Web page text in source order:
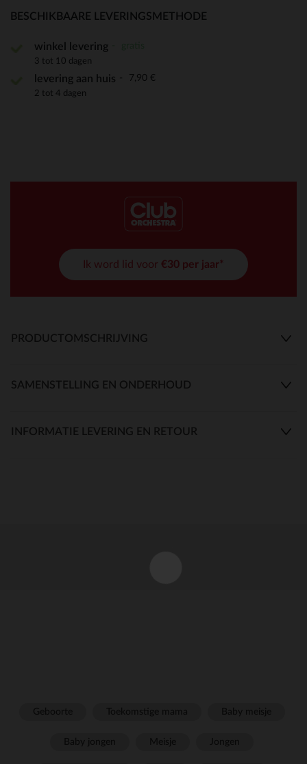
BESCHIKBAARE LEVERINGSMETHODE
winkel levering
3 tot 10 dagen
levering aan huis 7,90 €
2 tot 4 dagen
Ik word lid voor €30 per jaar*
PRODUCTOMSCHRIJVING
SAMENSTELLING EN ONDERHOUD
INFORMATIE LEVERING EN RETOUR